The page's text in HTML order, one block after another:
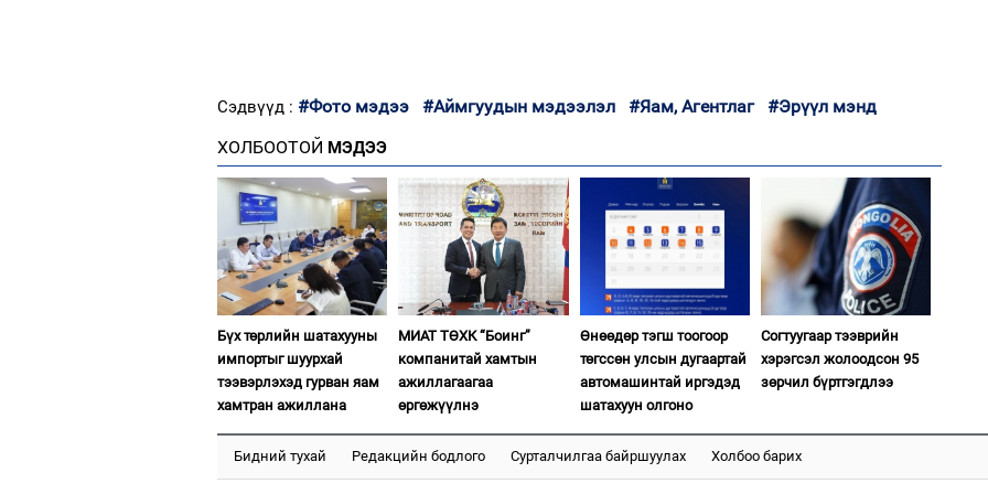
Сэдвүүд : #Фото мэдээ #Аймгуудын мэдээлэл #Яам, Агентлаг
#Эрүүл мэнд
ХОЛБООТОЙ МЭДЭЭ
Бүх төрлийн шатахууны
импортыг шуурхай
тээвэрлэхэд гурван яам
хамтран ажиллана
МИАТ ТӨХК “Боинг”
компанитай хамтын
ажиллагаагаа
өргөжүүлнэ
Өнөөдөр тэгш тоогоор
төгссөн улсын дугаартай
автомашинтай иргэдэд
шатахуун олгоно
Согтуугаар тээврийн
хэрэгсэл жолоодсон 95
зөрчил бүртгэгдлээ
Бидний тухай Редакцийн бодлого Сурталчилгаа байршуулах Холбоо барих